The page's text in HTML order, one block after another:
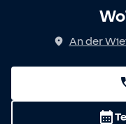
An der